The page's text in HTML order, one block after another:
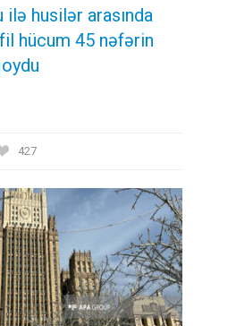
husilər arasında
hücum 45 nəfərin
427